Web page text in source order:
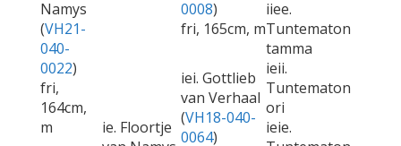
Namys
(VH21-
040-
0022)
fri,
164cm,
m
0008)
fri, 165cm, m
iiee.
Tuntematon
tamma
ie. Floortje
iei. Gottlieb
van Verhaal
(VH18-040-
0064)
ieii.
Tuntematon
ori
ieie.